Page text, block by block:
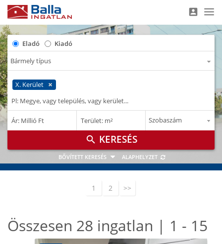
account_box
Eladó Kiadó
X. Kerület
–
Ár: Millió Ft –
Terület: m²
search
BŐVÍTETT KERESÉS ALAPHELYZET
1 2 >>
Összesen 28 ingatlan | 1 - 15